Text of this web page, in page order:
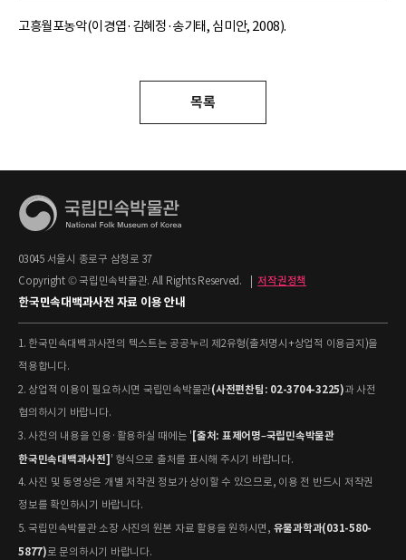
고흥월포농악(이경엽·김혜정·송기태, 심미안, 2008).
목록
03045 서울시 종로구 삼청로 37
Copyright © 국립민속박물관. All Rights Reserved.
저작권정책
한국민속대백과사전 자료 이용 안내
1. 한국민속대백과사전의 텍스트는 공공누리 제2유형(출처명시+상업적 이용금지)을
적용합니다.
2. 상업적 이용이 필요하시면 국립민속박물관(사전편찬팀: 02-3704-3225)과 사전
협의하시기 바랍니다.
3. 사전의 내용을 인용·활용하실 때에는 ' [출처: 표제어명–국립민속박물관
한국민속대백과사전] ' 형식으로 출처를 표시해 주시기 바랍니다.
4. 사진 및 동영상은 개별 저작권 정보가 상이할 수 있으므로, 이용 전 반드시 저작권
정보를 확인하시기 바랍니다.
5. 국립민속박물관 소장 사진의 원본 자료 활용을 원하시면, 유물과학과(031-580-
5877) 로 문의하시기 바랍니다.